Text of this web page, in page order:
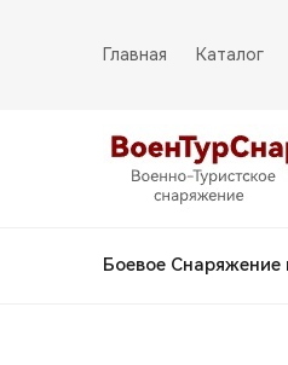
Главная Каталог
Боевое